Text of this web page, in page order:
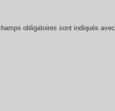
obligatoires sont indiqués avec